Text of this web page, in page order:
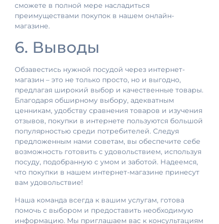
сможете в полной мере насладиться
преимуществами покупок в нашем онлайн-
магазине.
6. Выводы
Обзавестись нужной посудой через интернет-
магазин – это не только просто, но и выгодно,
предлагая широкий выбор и качественные товары.
Благодаря обширному выбору, адекватным
ценникам, удобству сравнения товаров и изучения
отзывов, покупки в интернете пользуются большой
популярностью среди потребителей. Следуя
предложенным нами советам, вы обеспечите себе
возможность готовить с удовольствием, используя
посуду, подобранную с умом и заботой. Надеемся,
что покупки в нашем интернет-магазине принесут
вам удовольствие!
Наша команда всегда к вашим услугам, готова
помочь с выбором и предоставить необходимую
информацию. Мы приглашаем вас к консультациям